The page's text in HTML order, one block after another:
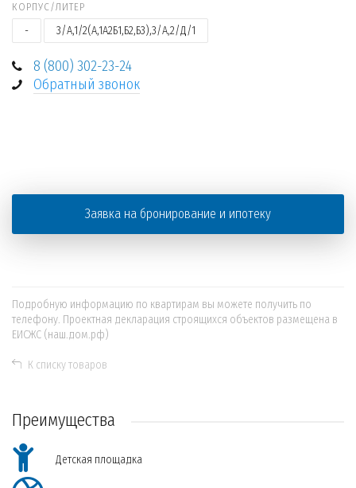
КОРПУС/ЛИТЕР
- 3/А,1/2(А,1А2Б1,Б2,Б3),3/А,2/Д/1
8 (800) 302-23-24
Обратный звонок
Заявка на бронирование и ипотеку
Подробную информацию по квартирам вы можете получить по
телефону. Проектная декларация строящихся объектов размещена в
ЕИСЖС (наш.дом.рф)
К списку товаров
Преимущества
Детская площадка